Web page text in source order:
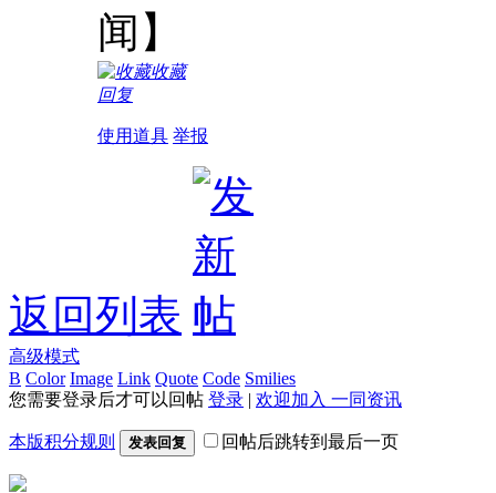
闻】
收藏
回复
使用道具 举报
返回列表
高级模式
B Color Image Link Quote Code Smilies
您需要登录后才可以回帖 登录 | 欢迎加入 一同资讯
本版积分规则 发表回复 回帖后跳转到最后一页